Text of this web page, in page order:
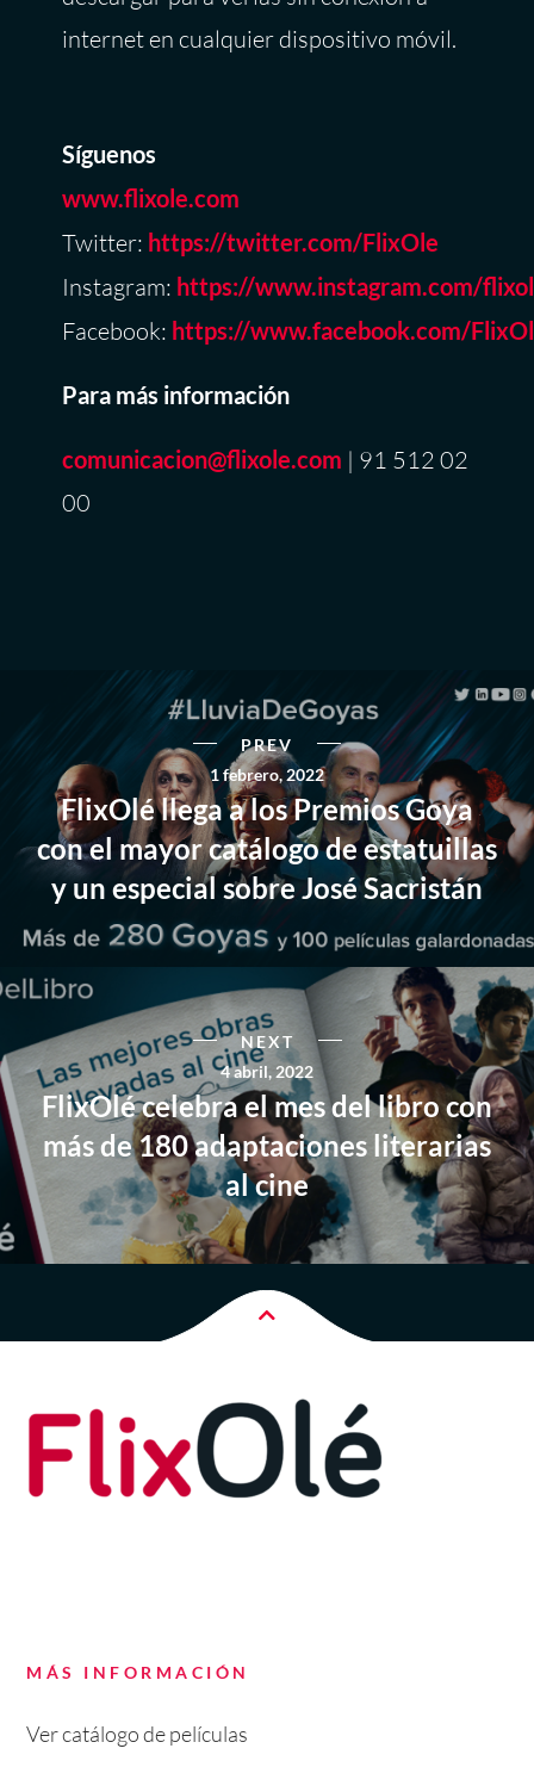
internet en cualquier dispositivo móvil.
Síguenos
www.flixole.com
Twitter: https://twitter.com/FlixOle
Instagram: https://www.instagram.com/
Facebook: https://www.facebook.com/
Para más información
comunicacion@flixole.com | 91 512 02
00
PREV
1 febrero, 2022
FlixOlé llega a los Premios Goya
con el mayor catálogo de estatuillas
y un especial sobre José Sacristán
NEXT
4 abril, 2022
FlixOlé celebra el mes del libro con
más de 180 adaptaciones literarias
al cine
MÁS INFORMACIÓN
Ver catálogo de películas